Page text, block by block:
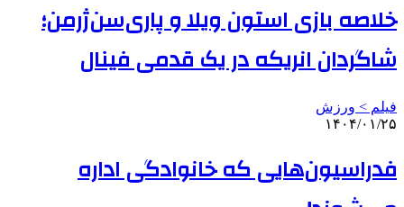
خلاصه بازی استون ویلا و پاری‌سن‌ژرمن؛
شاگردان انریکه در یک قدمی فینال
فیلم > ورزش
۱۴۰۴/۰۱/۲۵
فدراسیون‌هایی که خانوادگی اداره